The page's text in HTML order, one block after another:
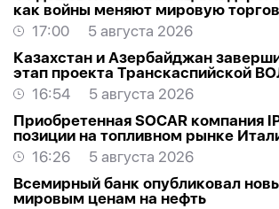
как войны меняют мировую
ЭКСПЕРТОВ
17:00
5 августа 2026
Казахстан и Азербайджан
этап проекта Транскаспийской
16:54
5 августа 2026
Приобретенная SOCAR компания
позиции на топливном рынке
16:26
5 августа 2026
Всемирный банк опубликовал
мировым ценам на нефть